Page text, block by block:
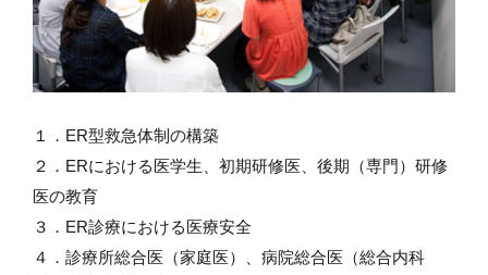
１．ER型救急体制の構築
２．ERにおける医学生、初期研修医、後期（専門）研修
医の教育
３．ER診療における医療安全
４．診療所総合医（家庭医）、病院総合医（総合内科